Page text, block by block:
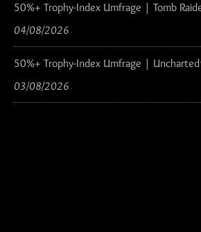
50%+ Trophy-Index Umfrage | Tomb
04/08/2026
50%+ Trophy-Index Umfrage |
03/08/2026